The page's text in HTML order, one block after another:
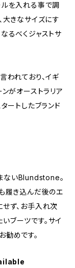
ルを入れる事で調
大きなサイズにす
るべくジャストサ
われており、イギ
ンがオーストラリア
ートしたブランド
ないBlundstone。
履き込んだ後のエ
ず、お手入れ次
ブーツです。サイ
勧めです。